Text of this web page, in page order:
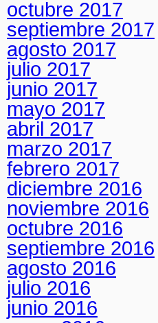
octubre 2017
septiembre 2017
agosto 2017
julio 2017
junio 2017
mayo 2017
abril 2017
marzo 2017
febrero 2017
diciembre 2016
noviembre 2016
octubre 2016
septiembre 2016
agosto 2016
julio 2016
junio 2016